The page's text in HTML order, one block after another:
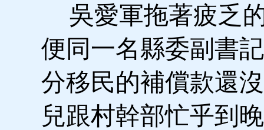
吳愛軍拖著疲乏
便同一名縣委副書
分移民的補償款還
兒跟村幹部忙乎到